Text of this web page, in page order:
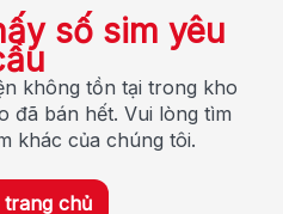
số sim yêu
không tồn tại trong kho
đã bán hết. Vui lòng tìm
khác của chúng tôi.
chủ